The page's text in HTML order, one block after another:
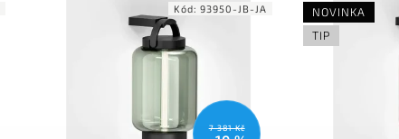
7 381 Kč
Kód:93950-JB-JA
NOVINKA
TIP